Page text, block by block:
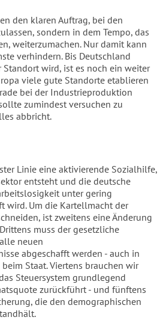
den klaren Auftrag, bei den
sondern in dem Tempo, das
weiterzumachen. Nur damit kann
verhindern. Bis Deutschland
wird, ist es noch ein weiter
viele gute Standorte etablieren
bei der Industrieproduktion
zumindest versuchen zu
abbricht.
Linie eine aktivierende Sozialhilfe,
entsteht und die deutsche
unter gering
wird. Um die Kartellmacht der
ist zweitens eine Änderung
muss der gesetzliche
neuen
abgeschafft werden - auch in
Staat. Viertens brauchen wir
Steuersystem grundlegend
zurückführt - und fünftens
die den demographischen